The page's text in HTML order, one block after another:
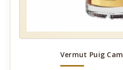
Vermut Puig